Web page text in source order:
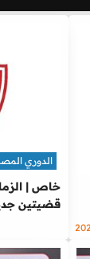
خاص |
قضيتين
الدوري